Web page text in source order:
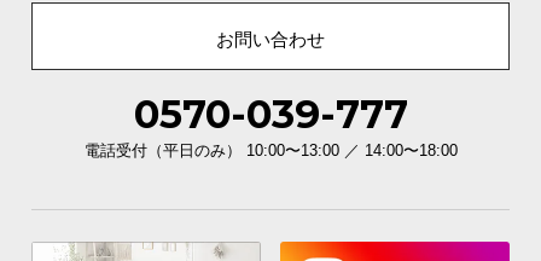
お問い合わせ
0570-039-777
電話受付（平日のみ） 10:00〜13:00 ／ 14:00〜18:00